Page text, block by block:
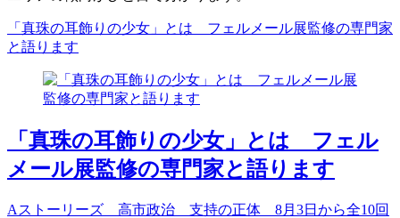
「真珠の耳飾りの少女」とは フェルメール展監修の専門家
と語ります
「真珠の耳飾りの少女」とは フェル
メール展監修の専門家と語ります
Aストーリーズ 高市政治 支持の正体 8月3日から全10回